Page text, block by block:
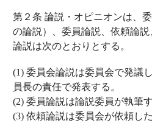
第２条 論説・オピニオンは、
の論説）、委員論説、依頼論
論説は次のとおりとする。
(1) 委員会論説は委員会で発議
員長の責任で発表する。
(2) 委員論説は論説委員が執筆す
(3) 依頼論説は委員会が依頼し